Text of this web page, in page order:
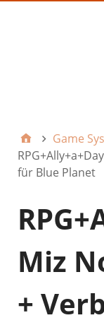
Game
für Blue Planet
Miz
+